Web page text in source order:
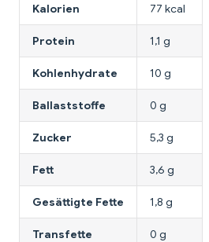
Kalorien 77 kcal
Protein 1,1 g
Kohlenhydrate 10 g
Ballaststoffe 0 g
Zucker 5,3 g
Fett 3,6 g
Gesättigte Fette 1,8 g
Transfette 0 g